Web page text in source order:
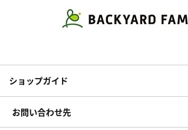
ショップガイド
お問い合わせ先